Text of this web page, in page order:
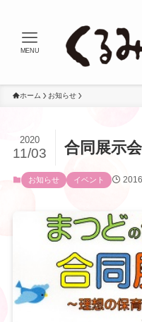
MENU
ホーム お知らせ
合同展示
2020
11/03
お知らせ イベント